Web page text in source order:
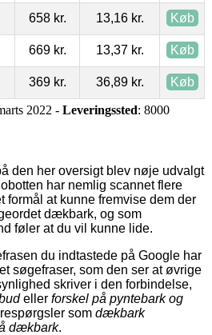
658 kr. 13,16 kr. Køb
669 kr. 13,37 kr. Køb
369 kr. 36,89 kr. Køb
2022 - Leveringssted: 8000
den her oversigt blev nøje udvalgt
har nemlig scannet flere
formål at kunne fremvise dem der
dækbark, og som
føler at du vil kunne lide.
du indtastede på Google har
søgefraser, som den ser at øvrige
skriver i den forbindelse,
eller forskel på pyntebark og
som dækbark
dækbark.